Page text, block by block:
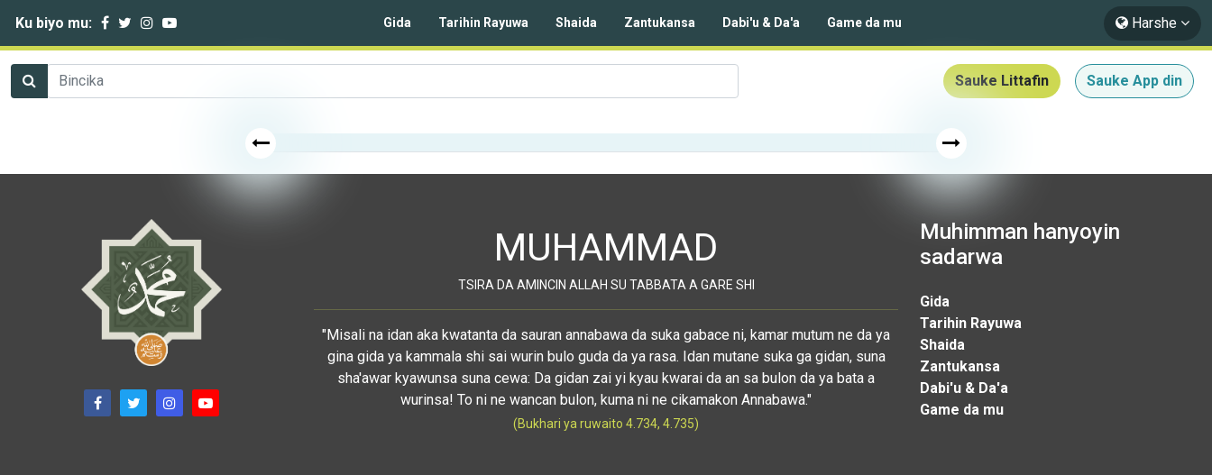
Ku biyo mu: Gida Tarihin Rayuwa Shaida Zantukansa Dabi'u & Da'a Game da mu Harshe
Sauke Littafin Sauke App din
MUHAMMAD
TSIRA DA AMINCIN ALLAH SU TABBATA A GARE SHI
"Misali na idan aka kwatanta da sauran annabawa da suka gabace ni, kamar mutum ne da ya
gina gida ya kammala shi sai wurin bulo guda da ya rasa. Idan mutane suka ga gidan, suna
sha'awar kyawunsa suna cewa: Da gidan zai yi kyau kwarai da an sa bulon da ya bata a
wurinsa! To ni ne wancan bulon, kuma ni ne cikamakon Annabawa."
(Bukhari ya ruwaito 4.734, 4.735)
Muhimman hanyoyin
sadarwa
Gida
Tarihin Rayuwa
Shaida
Zantukansa
Dabi'u & Da'a
Game da mu